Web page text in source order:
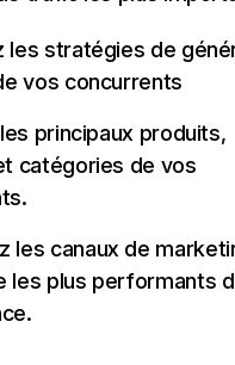
les stratégies de
vos concurrents
principaux produits,
catégories de vos
les canaux de
les plus performants